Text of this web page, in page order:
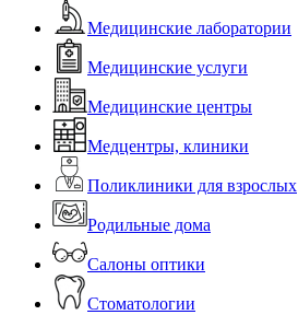
Медицинские лаборатории
Медицинские услуги
Медицинские центры
Медцентры, клиники
Поликлиники для взрослых
Родильные дома
Салоны оптики
Стоматологии